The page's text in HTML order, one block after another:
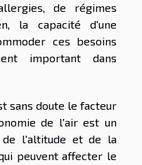
de régimes
la capacité d'une
ces besoins
important dans
sans doute le facteur
de l'air est un
l'altitude et de la
peuvent affecter le